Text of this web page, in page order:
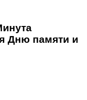
Дню памяти и